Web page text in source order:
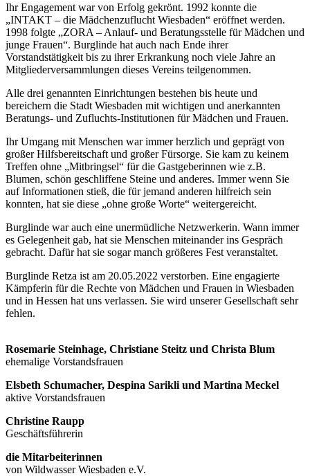
Ihr Engagement war von Erfolg gekrönt. 1992 konnte die
„INTAKT – die Mädchenzuflucht Wiesbaden“ eröffnet werden.
1998 folgte „ZORA – Anlauf- und Beratungsstelle für Mädchen und
junge Frauen“. Burglinde hat auch nach Ende ihrer
Vorstandstätigkeit bis zu ihrer Erkrankung noch viele Jahre an
Mitgliederversammlungen dieses Vereins teilgenommen.
Alle drei genannten Einrichtungen bestehen bis heute und
bereichern die Stadt Wiesbaden mit wichtigen und anerkannten
Beratungs- und Zufluchts-Institutionen für Mädchen und Frauen.
Ihr Umgang mit Menschen war immer herzlich und geprägt von
großer Hilfsbereitschaft und großer Fürsorge. Sie kam zu keinem
Treffen ohne „Mitbringsel“ für die Gastgeberinnen wie z.B.
Blumen, schön geschliffene Steine und anderes. Immer wenn Sie
auf Informationen stieß, die für jemand anderen hilfreich sein
konnten, hat sie diese „ohne große Worte“ weitergereicht.
Burglinde war auch eine unermüdliche Netzwerkerin. Wann immer
es Gelegenheit gab, hat sie Menschen miteinander ins Gespräch
gebracht. Dafür hat sie sogar manch größeres Fest veranstaltet.
Burglinde Retza ist am 20.05.2022 verstorben. Eine engagierte
Kämpferin für die Rechte von Mädchen und Frauen in Wiesbaden
und in Hessen hat uns verlassen. Sie wird unserer Gesellschaft sehr
fehlen.
Rosemarie Steinhage, Christiane Steitz und Christa Blum
ehemalige Vorstandsfrauen
Elsbeth Schumacher, Despina Sarikli und Martina Meckel
aktive Vorstandsfrauen
Christine Raupp
Geschäftsführerin
die Mitarbeiterinnen
von Wildwasser Wiesbaden e.V.